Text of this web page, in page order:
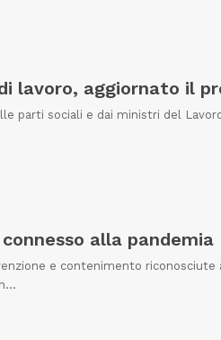
lavoro, aggiornato il
parti sociali e dai ministri del
alla pandemia
e contenimento